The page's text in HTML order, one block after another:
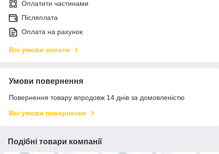
Оплатити частинами
Післяплата
Оплата на рахунок
Всі умови оплати
Умови повернення
Повернення товару впродовж 14 днів за домовленістю
Всі умови повернення
Подібні товари компанії